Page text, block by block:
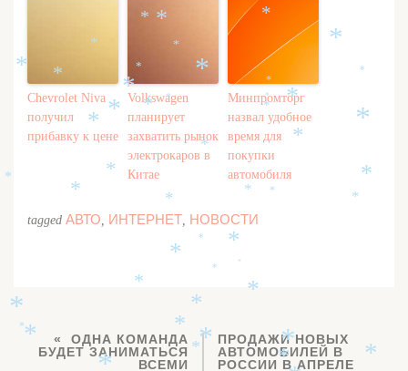
Chevrolet Niva
получил
прибавку к цене
Volkswagen
планирует
захватить рынок
электрокаров в
Китае
Минпромторг
назвал удобное
время для
покупки
автомобиля
tagged АВТО, ИНТЕРНЕТ, НОВОСТИ
ОДНА КОМАНДА
БУДЕТ ЗАНИМАТЬСЯ
ВСЕМИ
ПРОДАЖИ НОВЫХ
АВТОМОБИЛЕЙ В
РОССИИ В АПРЕЛЕ
*
*
*
*
*
* *
*
*
*
*
*
*
*
*
*
*
*
*
*
*
*
*
*
*
*
*
*
*
*
* *
*
*
*
*
*
*
*
*
*
*
*
*
*